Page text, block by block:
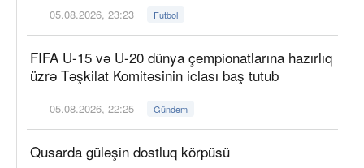
05.08.2026, 23:23 Futbol
FIFA U-15 və U-20 dünya çempionatlarına hazırlıq
üzrə Təşkilat Komitəsinin iclası baş tutub
05.08.2026, 22:25 Gündəm
Qusarda güləşin dostluq körpüsü